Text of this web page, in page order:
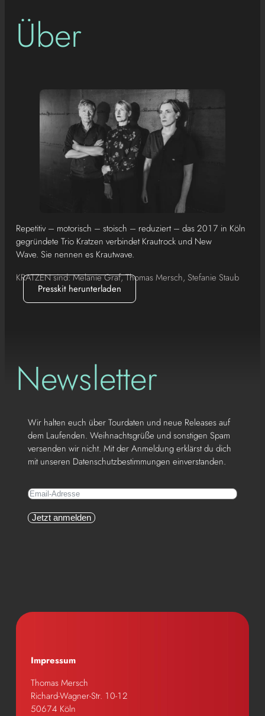
Über
Repetitiv – motorisch – stoisch – reduziert – das 2017 in Köln
gegründete Trio Kratzen verbindet Krautrock und New
Wave. Sie nennen es Krautwave.
KRATZEN sind: Melanie Graf, Thomas Mersch, Stefanie Staub
Presskit herunterladen
Newsletter
Wir halten euch über Tourdaten und neue Releases auf
dem Laufenden. Weihnachtsgrüße und sonstigen Spam
versenden wir nicht. Mit der Anmeldung erklärst du dich
mit unseren Datenschutzbestimmungen einverstanden.
Jetzt anmelden
Impressum
Thomas Mersch
Richard-Wagner-Str. 10-12
50674 Köln